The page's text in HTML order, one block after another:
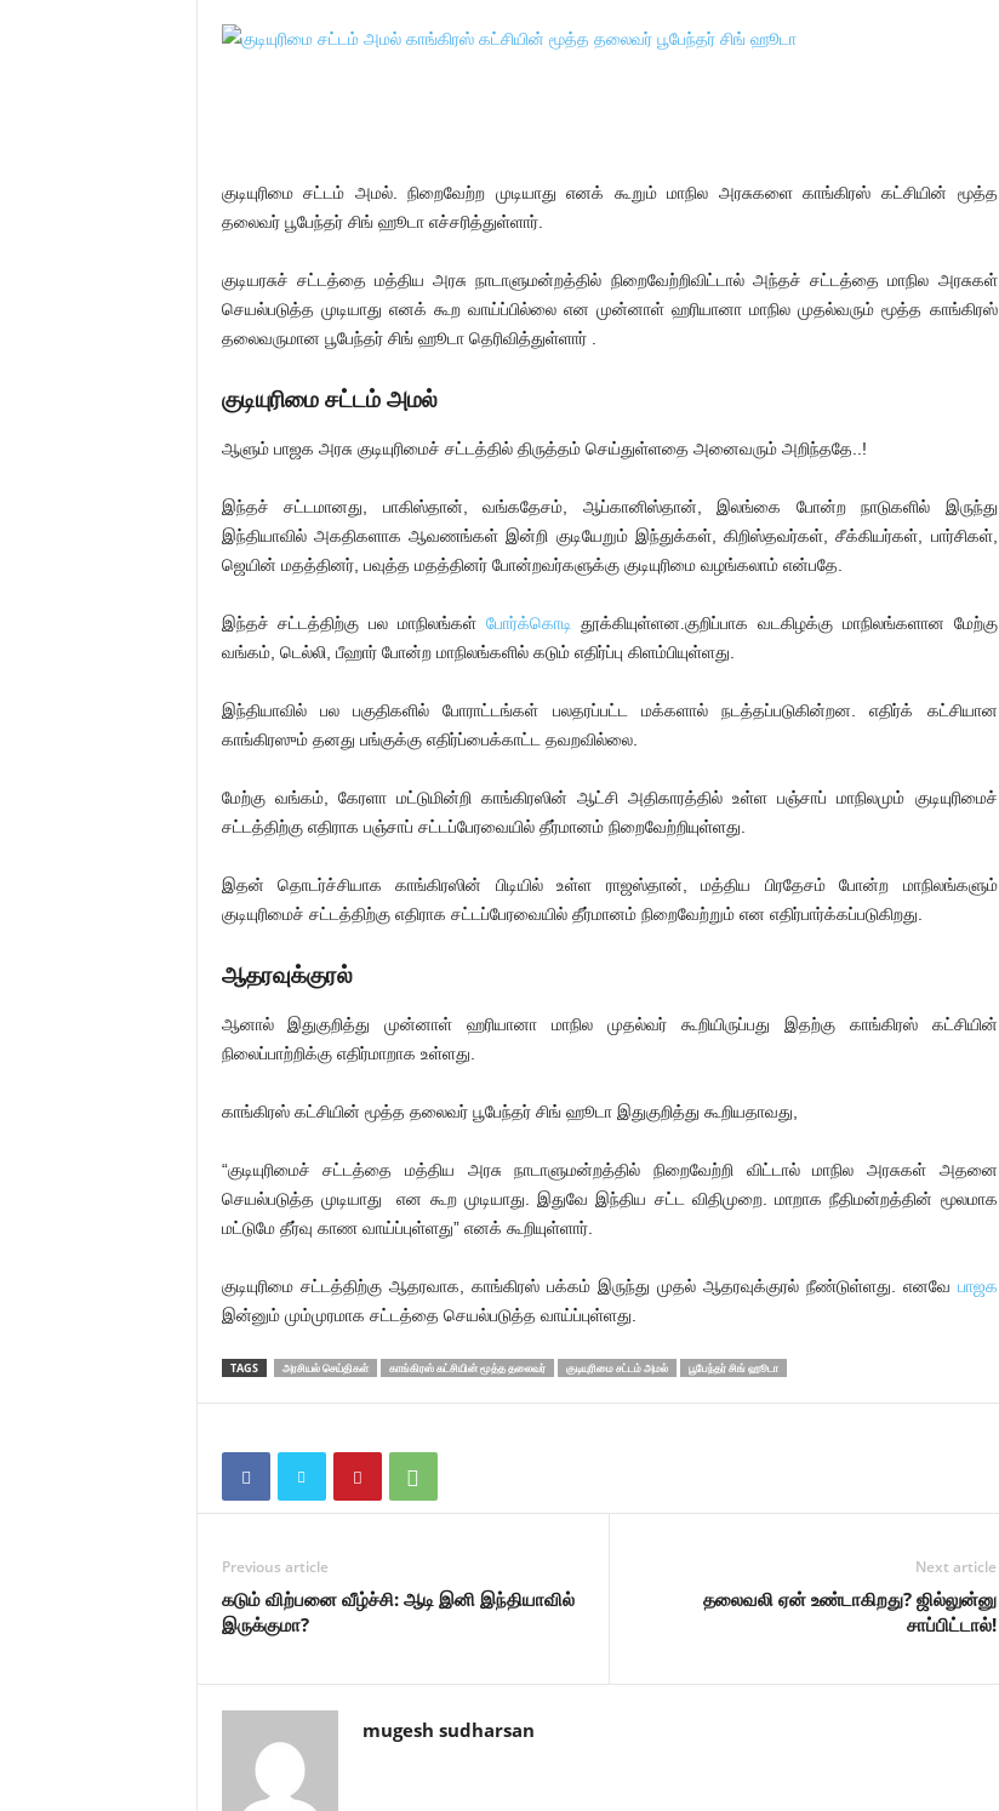
குடியுரிமை சட்டம் அமல். நிறைவேற்ற முடியாது எனக் கூறும் மாநில அரசுகளை காங்கிரஸ் கட்சியின் மூத்த
தலைவர் பூபேந்தர் சிங் ஹூடா எச்சரித்துள்ளார்.
குடியரசுச் சட்டத்தை மத்திய அரசு நாடாளுமன்றத்தில் நிறைவேற்றிவிட்டால் அந்தச் சட்டத்தை மாநில அரசுகள்
செயல்படுத்த முடியாது எனக் கூற வாய்ப்பில்லை என முன்னாள் ஹரியானா மாநில முதல்வரும் மூத்த காங்கிரஸ்
தலைவருமான பூபேந்தர் சிங் ஹூடா தெரிவித்துள்ளார் .
குடியுரிமை சட்டம் அமல்
ஆளும் பாஜக அரசு குடியுரிமைச் சட்டத்தில் திருத்தம் செய்துள்ளதை அனைவரும் அறிந்ததே..!
இந்தச் சட்டமானது, பாகிஸ்தான், வங்கதேசம், ஆப்கானிஸ்தான், இலங்கை போன்ற நாடுகளில் இருந்து
இந்தியாவில் அகதிகளாக ஆவணங்கள் இன்றி குடியேறும் இந்துக்கள், கிறிஸ்தவர்கள், சீக்கியர்கள், பார்சிகள்,
ஜெயின் மதத்தினர், பவுத்த மதத்தினர் போன்றவர்களுக்கு குடியுரிமை வழங்கலாம் என்பதே.
இந்தச் சட்டத்திற்கு பல மாநிலங்கள் போர்க்கொடி தூக்கியுள்ளன.குறிப்பாக வடகிழக்கு மாநிலங்களான மேற்கு
வங்கம், டெல்லி, பீஹார் போன்ற மாநிலங்களில் கடும் எதிர்ப்பு கிளம்பியுள்ளது.
இந்தியாவில் பல பகுதிகளில் போராட்டங்கள் பலதரப்பட்ட மக்களால் நடத்தப்படுகின்றன. எதிர்க் கட்சியான
காங்கிரஸும் தனது பங்குக்கு எதிர்ப்பைக்காட்ட தவறவில்லை.
மேற்கு வங்கம், கேரளா மட்டுமின்றி காங்கிரஸின் ஆட்சி அதிகாரத்தில் உள்ள பஞ்சாப் மாநிலமும் குடியுரிமைச்
சட்டத்திற்கு எதிராக பஞ்சாப் சட்டப்பேரவையில் தீர்மானம் நிறைவேற்றியுள்ளது.
இதன் தொடர்ச்சியாக காங்கிரஸின் பிடியில் உள்ள ராஜஸ்தான், மத்திய பிரதேசம் போன்ற மாநிலங்களும்
குடியுரிமைச் சட்டத்திற்கு எதிராக சட்டப்பேரவையில் தீர்மானம் நிறைவேற்றும் என எதிர்பார்க்கப்படுகிறது.
ஆதரவுக்குரல்
ஆனால் இதுகுறித்து முன்னாள் ஹரியானா மாநில முதல்வர் கூறியிருப்பது இதற்கு காங்கிரஸ் கட்சியின்
நிலைப்பாற்றிக்கு எதிர்மாறாக உள்ளது.
காங்கிரஸ் கட்சியின் மூத்த தலைவர் பூபேந்தர் சிங் ஹூடா இதுகுறித்து கூறியதாவது,
“குடியுரிமைச் சட்டத்தை மத்திய அரசு நாடாளுமன்றத்தில் நிறைவேற்றி விட்டால் மாநில அரசுகள் அதனை
செயல்படுத்த முடியாது என கூற முடியாது. இதுவே இந்திய சட்ட விதிமுறை. மாறாக நீதிமன்றத்தின் மூலமாக
மட்டுமே தீர்வு காண வாய்ப்புள்ளது” எனக் கூறியுள்ளார்.
குடியுரிமை சட்டத்திற்கு ஆதரவாக, காங்கிரஸ் பக்கம் இருந்து முதல் ஆதரவுக்குரல் நீண்டுள்ளது. எனவே பாஜக
இன்னும் மும்முரமாக சட்டத்தை செயல்படுத்த வாய்ப்புள்ளது.
TAGS அரசியல் செய்திகள் காங்கிரஸ் கட்சியின் மூத்த தலைவர் குடியுரிமை சட்டம் அமல் பூபேந்தர் சிங் ஹூடா
Previous article
கடும் விற்பனை வீழ்ச்சி: ஆடி இனி இந்தியாவில்
இருக்குமா?
Next article
தலைவலி ஏன் உண்டாகிறது? ஜில்லுன்னு
சாப்பிட்டால்!
mugesh sudharsan